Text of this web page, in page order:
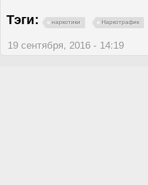
Тэги: наркотики Наркотрафик
19 сентября, 2016 - 14:19